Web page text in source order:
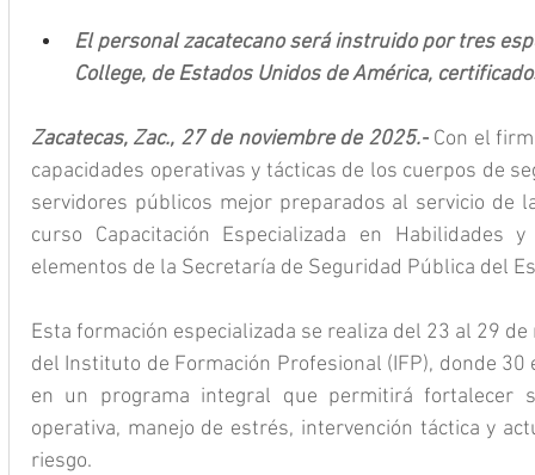
El personal zacatecano será instruido por tres
College, de Estados Unidos de América,
Zacatecas, Zac., 27 de noviembre de 2025.- Con el
capacidades operativas y tácticas de los cuerpos de
servidores públicos mejor preparados al servicio de
curso Capacitación Especializada en Habilidades
elementos de la Secretaría de Seguridad Pública del
Esta formación especializada se realiza del 23 al 29
del Instituto de Formación Profesional (IFP), donde
en un programa integral que permitirá fortalecer
operativa, manejo de estrés, intervención táctica y
riesgo.